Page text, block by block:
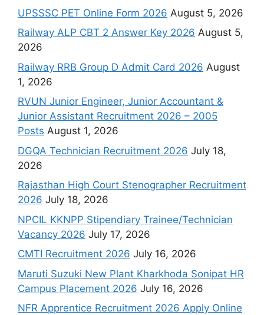
UPSSSC PET Online Form 2026 August 5, 2026
Railway ALP CBT 2 Answer Key 2026 August 5,
2026
Railway RRB Group D Admit Card 2026 August
1, 2026
RVUN Junior Engineer, Junior Accountant &
Junior Assistant Recruitment 2026 – 2005
Posts August 1, 2026
DGQA Technician Recruitment 2026 July 18,
2026
Rajasthan High Court Stenographer Recruitment
2026 July 18, 2026
NPCIL KKNPP Stipendiary Trainee/Technician
Vacancy 2026 July 17, 2026
CMTI Recruitment 2026 July 16, 2026
Maruti Suzuki New Plant Kharkhoda Sonipat HR
Campus Placement 2026 July 16, 2026
NFR Apprentice Recruitment 2026 Apply Online